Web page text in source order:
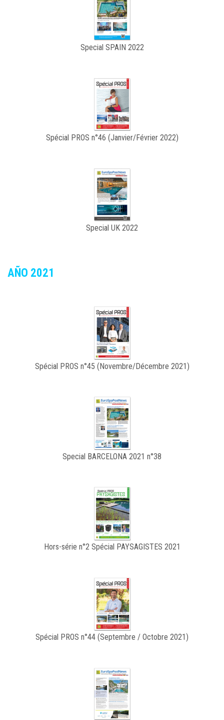
Special SPAIN 2022
Spécial PROS n°46 (Janvier/Février 2022)
Special UK 2022
AÑO 2021
Spécial PROS n°45 (Novembre/Décembre 2021)
Special BARCELONA 2021 n°38
Hors-série n°2 Spécial PAYSAGISTES 2021
Spécial PROS n°44 (Septembre / Octobre 2021)